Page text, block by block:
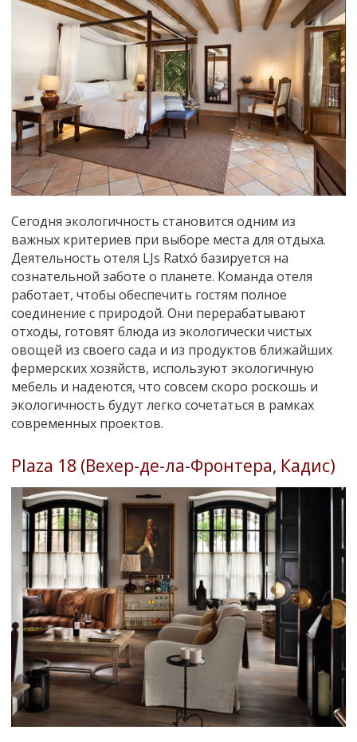
Сегодня экологичность становится одним из
важных критериев при выборе места для отдыха.
Деятельность отеля LJs Ratxó базируется на
сознательной заботе о планете. Команда отеля
работает, чтобы обеспечить гостям полное
соединение с природой. Они перерабатывают
отходы, готовят блюда из экологически чистых
овощей из своего сада и из продуктов ближайших
фермерских хозяйств, используют экологичную
мебель и надеются, что совсем скоро роскошь и
экологичность будут легко сочетаться в рамках
современных проектов.
Plaza 18 (Вехер-де-ла-Фронтера, Кадис)